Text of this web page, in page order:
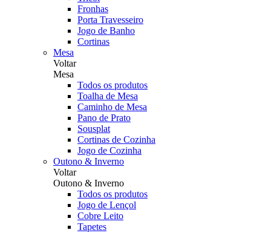
Fronhas
Porta Travesseiro
Jogo de Banho
Cortinas
Mesa
Voltar
Mesa
Todos os produtos
Toalha de Mesa
Caminho de Mesa
Pano de Prato
Sousplat
Cortinas de Cozinha
Jogo de Cozinha
Outono & Inverno
Voltar
Outono & Inverno
Todos os produtos
Jogo de Lençol
Cobre Leito
Tapetes